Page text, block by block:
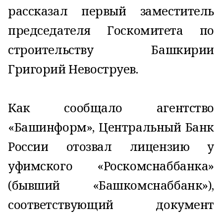
рассказал первый заместитель
председателя Госкомитета по
строительству Башкирии
Григорий Невоструев.
Как сообщало агентство
«Башинформ», Центральный Банк
России отозвал лицензию у
уфимского «Роскомснаббанка»
(бывший «Башкомснаббанк»),
соответствующий документ